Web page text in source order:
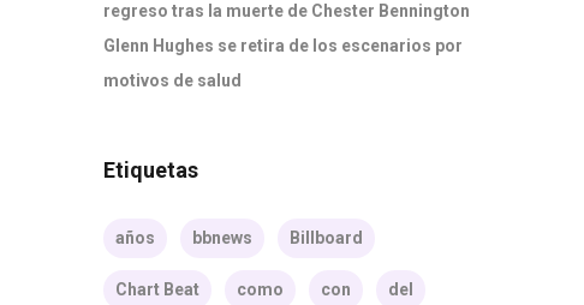
regreso tras la muerte de Chester Bennington
Glenn Hughes se retira de los escenarios por
motivos de salud
Etiquetas
años bbnews Billboard
Chart Beat como con del